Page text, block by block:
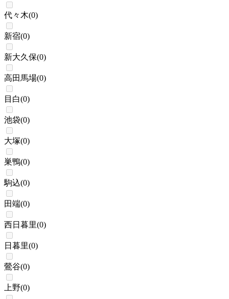
代々木(0)
新宿(0)
新大久保(0)
高田馬場(0)
目白(0)
池袋(0)
大塚(0)
巣鴨(0)
駒込(0)
田端(0)
西日暮里(0)
日暮里(0)
鶯谷(0)
上野(0)